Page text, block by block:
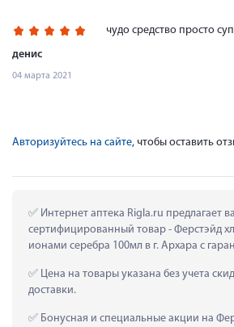
денис
04 марта 2021
чудо средство просто
Авторизуйтесь на сайте, чтобы оставить
Интернет аптека Rigla.ru предлагает
сертифицированный товар - Ферстэйд
ионами серебра 100мл в г. Архара с
Цена на товары указана без учета
доставки.
Бонусная и специальные акции на